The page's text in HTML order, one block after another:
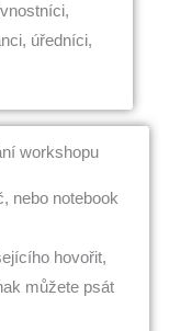
úředníci,
workshopu
nebo notebook
hovořit,
můžete psát